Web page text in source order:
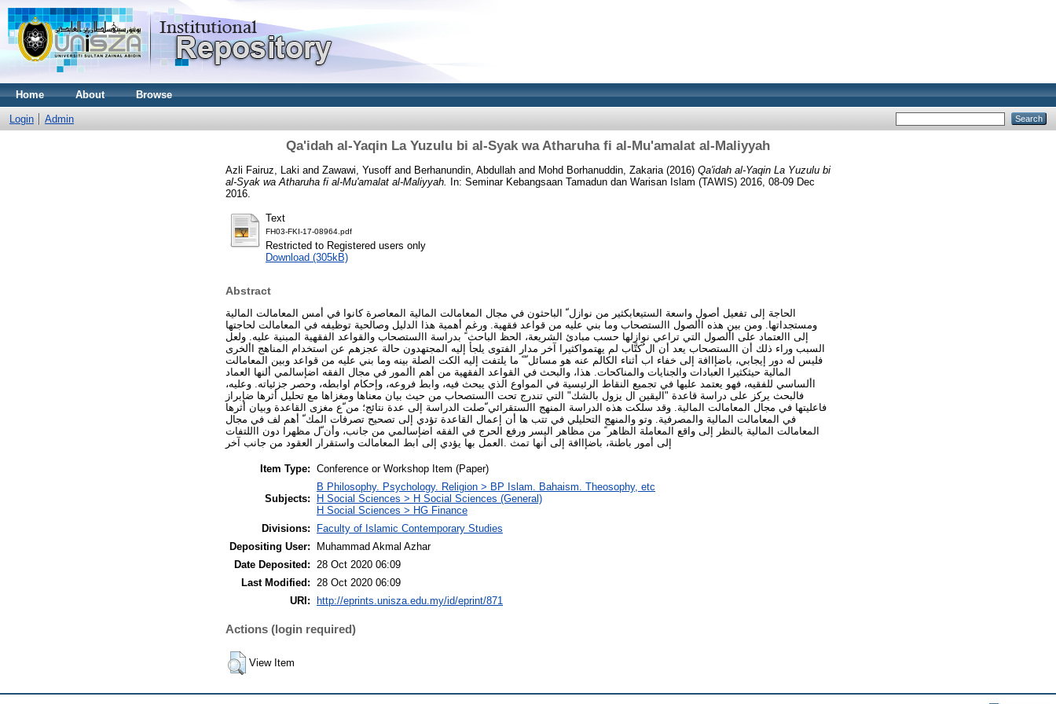
Home About Browse
Login Admin
Qa'idah al-Yaqin La Yuzulu bi al-Syak wa Atharuha fi al-Mu'amalat al-Maliyyah
Azli Fairuz, Laki and Zawawi, Yusoff and Berhanundin, Abdullah and Mohd Borhanuddin, Zakaria (2016) Qa'idah al-Yaqin La Yuzulu bi
al-Syak wa Atharuha fi al-Mu'amalat al-Maliyyah.
In: Seminar Kebangsaan Tamadun dan Warisan Islam (TAWIS) 2016, 08-09 Dec
2016.
Text
FH03-FKI-17-08964.pdf
Restricted to Registered users only
Download (305kB)
Abstract
الحاجة إلى تفعيل أصول واسعة الستيعابكثير من نوازل ّ الباحثون في مجال المعامالت المالية المعاصرة كانوا في أمس المعامالت المالية
ومستجداتها. ومن بين هذه األصول االستصحاب وما بني عليه من قواعد فقهية. ورغم أهمية هذا الدليل وصالحية توظيفه في المعامالت لحاجتها
إلى االعتماد على األصول التي تراعي نوازلها حسب مبادئ الشريعة، الحظ الباحث ً بدراسة االستصحاب والقواعد الفقهية المبنية عليه. ولعل
السبب وراء ذلك أن االستصحاب يعد أن ال ُكتَّاب لم يهتمواكثيرا آخر مدار الفتوى يلجأ إليه المجتهدون حالة عجزهم عن استخدام المناهج األخرى
فليس له دور إيجابي، باضإاافة إلى خفاء اب أثناء الكالم عنه هو مسائل ّ ً ما يلتفت إليه الكت الصلة بينه وما بني عليه من قواعد وبين المعامالت
المالية حيثكثيرا العبادات والجنايات والمناكحات. هذا، والبحث في القواعد الفقهية من أهم األمور في مجال الفقه اضإسالمي ألنها العماد
األساسي للفقيه، فهو يعتمد عليها في تجميع النقاط الرئيسية في المواوع الذي يبحث فيه، وابط فروعه، وإحكام اوابطه، وحصر جزئياته. وعليه،
فالبحث يركز على دراسة قاعدة "اليقين ال يزول بالشك" التي تندرج تحت االستصحاب من حيث بيان معناها ومغزاها مع تحليل أثرها ضإبراز
فاعليتها في مجال المعامالت المالية. وقد سلكت هذه الدراسة المنهج االستقرائي ّصلت الدراسة إلى عدة نتائج؛ من ّع مغزى القاعدة وبيان أثرها
في المعامالت المالية والمصرفية. وتو والمنهج التحليلي في تتب ها أن إعمال القاعدة تؤدي إلى تصحيح تصرفات المك ّ أهم لف في مجال
المعامالت المالية بالنظر إلى واقع المعاملة الظاهر ً من مظاهر اليسر ورفع الحرج في الفقه اضإسالمي من جانب، وأن ّل مظهرا دون االلتفات
إلى أمور باطنة، باضإاافة إلى أنها تمث .العمل بها يؤدي إلى ابط المعامالت واستقرار العقود من جانب آخر
Item Type: Conference or Workshop Item (Paper)
Subjects:
B Philosophy. Psychology. Religion > BP Islam. Bahaism. Theosophy, etc
H Social Sciences > H Social Sciences (General)
H Social Sciences > HG Finance
Divisions:
Faculty of Islamic Contemporary Studies
Depositing User:
Muhammad Akmal Azhar
Date Deposited:
28 Oct 2020 06:09
Last Modified:
28 Oct 2020 06:09
URI:
http://eprints.unisza.edu.my/id/eprint/871
Actions (login required)
View Item